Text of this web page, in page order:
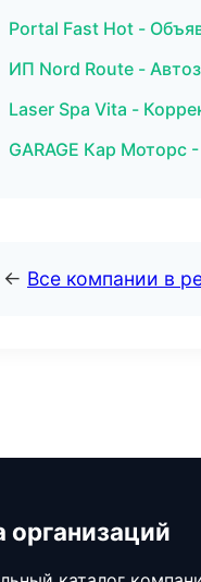
Portal Fast Hot -
ИП Nord Route -
Laser Spa Vita -
GARAGE Кар Моторс
← Все компании в
организаций